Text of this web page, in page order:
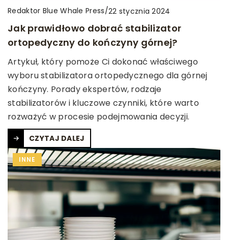
Redaktor Blue Whale Press/22 stycznia 2024
Jak prawidłowo dobrać stabilizator
ortopedyczny do kończyny górnej?
Artykuł, który pomoże Ci dokonać właściwego
wyboru stabilizatora ortopedycznego dla górnej
kończyny. Porady ekspertów, rodzaje
stabilizatorów i kluczowe czynniki, które warto
rozważyć w procesie podejmowania decyzji.
CZYTAJ DALEJ
INNE